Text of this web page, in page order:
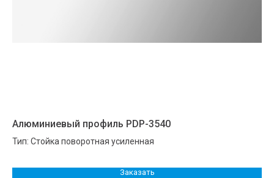
Алюминиевый профиль PDP-3540
Тип: Стойка поворотная усиленная
Заказать